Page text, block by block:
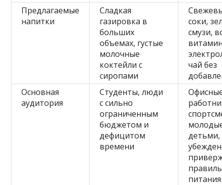
Предлагаемые
напитки
Сладкая
газировка в
больших
объемах, густые
молочные
коктейли с
сиропами
соки,
смузи,
чай без
Основная
аудитория
Студенты, люди
с сильно
ограниченным
бюджетом и
дефицитом
времени
детьми,
питания